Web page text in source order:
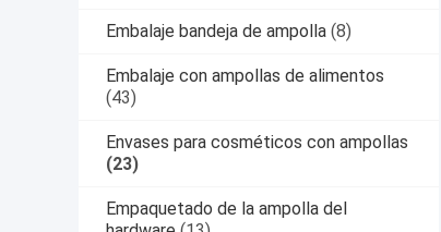
Embalaje bandeja de ampolla (8)
Embalaje con ampollas de alimentos
(43)
Envases para cosméticos con ampollas
(23)
Empaquetado de la ampolla del